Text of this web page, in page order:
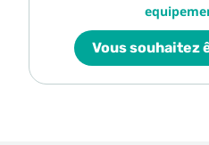
Vous souhaitez